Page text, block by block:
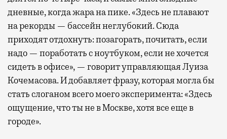
дневные, когда жара на пике. «Здесь не плавают
на рекорды — бассейн неглубокий. Сюда
приходят отдохнуть: позагорать, почитать, если
надо — поработать с ноутбуком, если не хочется
сидеть в офисе», — говорит управляющая Луиза
Кочемасова. И добавляет фразу, которая могла бы
стать слоганом всего моего эксперимента: «Здесь
ощущение, что ты не в Москве, хотя все еще в
городе».